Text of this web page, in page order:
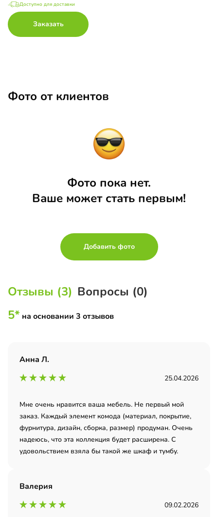
Доступно для доставки
Заказать
Фото от клиентов
Фото пока нет.
Ваше может стать первым!
Добавить фото
Отзывы (3) Вопросы (0)
5* на основании 3 отзывов
Анна Л.
25.04.2026
Мне очень нравится ваша мебель. Не первый мой
заказ. Каждый элемент комода (материал, покрытие,
фурнитура, дизайн, сборка, размер) продуман. Очень
надеюсь, что эта коллекция будет расширена. С
удовольствием взяла бы такой же шкаф и тумбу.
Валерия
09.02.2026